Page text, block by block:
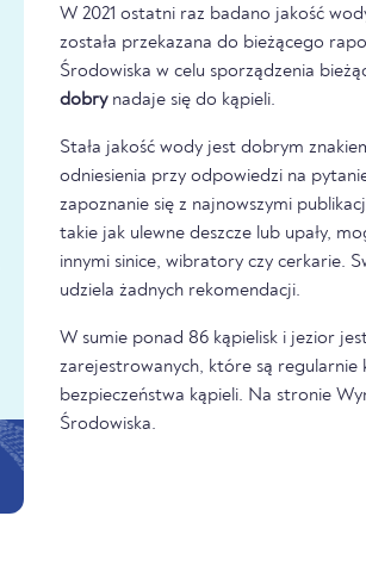
W 2021 ostatni raz badano jakość
została przekazana do bieżącego
Środowiska w celu sporządzenia
dobrynadaje się do kąpieli.
Stała jakość wody jest dobrym
odniesienia przy odpowiedzi na
zapoznanie się z najnowszymi
takie jak ulewne deszcze lub upały,
innymi sinice, wibratory czy cerkarie.
udziela żadnych rekomendacji.
W sumie ponad 86 kąpielisk i jezior
zarejestrowanych, które są
bezpieczeństwa kąpieli. Na stronie
Środowiska.